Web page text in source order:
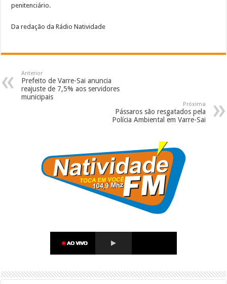
penitenciário.
Da redação da Rádio Natividade
Anterior
Prefeito de Varre-Sai anuncia
reajuste de 7,5% aos servidores
municipais
Próxima
Pássaros são resgatados pela
Polícia Ambiental em Varre-Sai